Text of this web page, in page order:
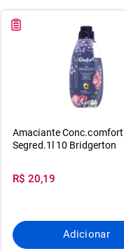
Amaciante Conc.comfort
Segred.1l 10 Bridgerton
R$ 20,19
Adicionar